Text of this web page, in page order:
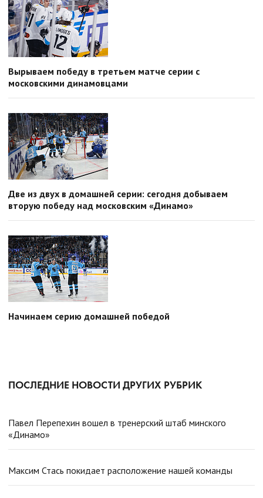
Вырываем победу в третьем матче серии с
московскими динамовцами
Две из двух в домашней серии: сегодня добываем
вторую победу над московским «Динамо»
Начинаем серию домашней победой
ПОСЛЕДНИЕ НОВОСТИ ДРУГИХ РУБРИК
Павел Перепехин вошел в тренерский штаб минского
«Динамо»
Максим Стась покидает расположение нашей команды